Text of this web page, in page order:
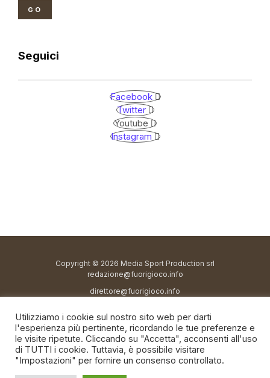
GO
Seguici
Facebook
Twitter
Youtube
Instagram
Copyright © 2026 Media Sport Production srl
redazione@fuorigioco.info
direttore@fuorigioco.info
Cookie policy
Utilizziamo i cookie sul nostro sito web per darti
l'esperienza più pertinente, ricordando le tue preferenze e
le visite ripetute. Cliccando su "Accetta", acconsenti all'uso
di TUTTI i cookie. Tuttavia, è possibile visitare
"Impostazioni" per fornire un consenso controllato.